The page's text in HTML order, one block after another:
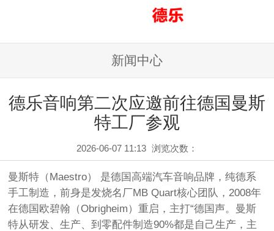
新闻中心
德乐音响第二次应邀前往德国曼斯
特工厂参观
2026-06-07 11:13 浏览次数：
曼斯特 （Maestro） 是德国高端汽车音响品牌，纯德系
手工制造，前身是发烧名厂MB Quart核心团队，2008年
在德国欧碧翰（Obrigheim）重启，主打“德国声。曼斯
特从研发、生产、到零配件制造90%都是自己生产，主